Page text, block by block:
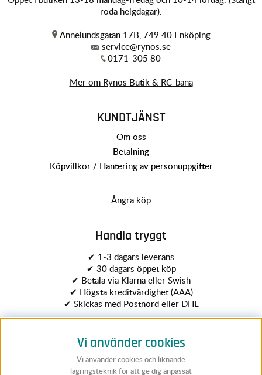
röda helgdagar).
Annelundsgatan 17B, 749 40 Enköping
service@rynos.se
0171-305 80
Mer om Rynos Butik & RC-bana
KUNDTJÄNST
Om oss
Betalning
Köpvillkor / Hantering av personuppgifter
Ångra köp
Handla tryggt
✔ 1-3 dagars leverans
✔ 30 dagars öppet köp
✔ Betala via Klarna eller Swish
✔ Högsta kreditvärdighet (AAA)
✔ Skickas med Postnord eller DHL
Vi använder cookies
Vi använder cookies och liknande
lagringsteknik för att ge dig anpassat